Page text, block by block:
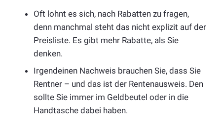
Oft lohnt es sich, nach Rabatten zu fragen,
denn manchmal steht das nicht explizit auf der
Preisliste. Es gibt mehr Rabatte, als Sie
denken.
Irgendeinen Nachweis brauchen Sie, dass Sie
Rentner – und das ist der Rentenausweis. Den
sollte Sie immer im Geldbeutel oder in die
Handtasche dabei haben.